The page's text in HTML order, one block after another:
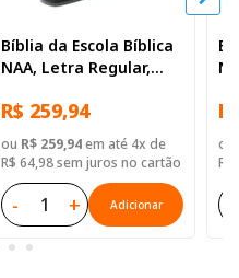
Bíblia da Escola Bíblica
NAA, Letra Regular,
Sintético Preta
R$ 259,94
ou R$ 259,94em até 4x de
R$ 64,98 sem juros no cartão
- + Adicionar
ou
R$